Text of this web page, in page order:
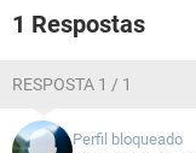
1 Respostas
RESPOSTA 1 / 1
Perfil bloqueado